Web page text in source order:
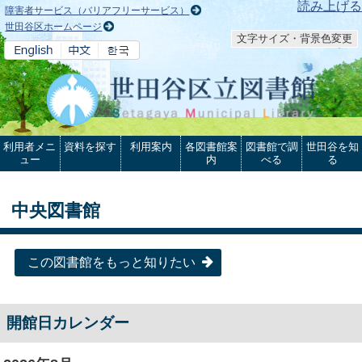
本文へ 読み上げる
障害者サービス（バリアフリーサービス）
世田谷区ホームページ
文字サイズ・背景色変更
利用者メニ
ュー
資料を探す 利用案内
各図書館案
内
図書館で調
べる
世田谷を知
る
中央図書館
この図書館をもっと知りたい
開館日カレンダー